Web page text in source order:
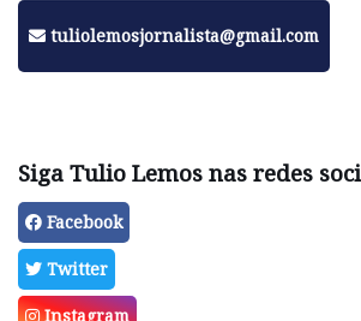
tuliolemosjornalista@gmail.com
Siga Tulio Lemos nas redes
Facebook
Twitter
Instagram